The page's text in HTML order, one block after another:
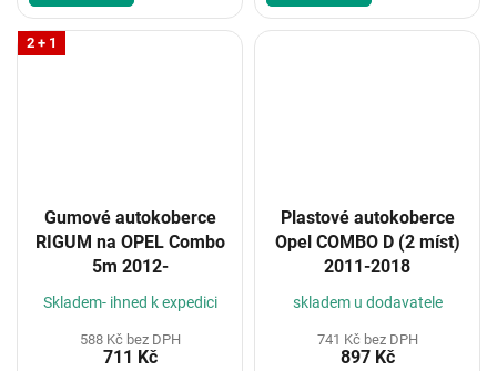
2 + 1
Gumové autokoberce
RIGUM na OPEL Combo
5m 2012-
Skladem- ihned k expedici
588 Kč bez DPH
711 Kč
Plastové autokoberce
Opel COMBO D (2 míst)
2011-2018
skladem u dodavatele
741 Kč bez DPH
897 Kč